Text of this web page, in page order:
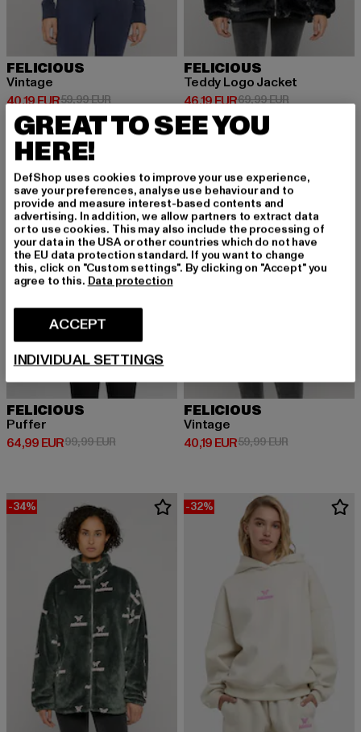
FELICIOUS
Vintage
40,19 EUR
Ajankohtainen hinta: 40,19 EUR
59,99 EURKampanjahinta: 59,99 EUR
FELICIOUS
Teddy Logo Jacket
46,19 EUR
Ajankohtainen hinta: 46,19 EUR
69,99 EUR
-35%
FELICIOUS
Puffer
64,99 EUR
Ajankohtainen hinta: 64,99 EUR
99,99 EURKampanjahinta: 99,99 EUR
FELICIOUS
Vintage
40,19 EUR
Ajankohtainen hinta: 40,19 EUR
59,99 EUR
-34% -32%
GREAT TO SEE YOU
HERE!
DefShop uses cookies to improve your use experience,
save your preferences, analyse use behaviour and to
provide and measure interest-based contents and
advertising. In addition, we allow partners to extract data
or to use cookies. This may also include the processing of
your data in the USA or other countries which do not have
the EU data protection standard. If you want to change
this, click on "Custom settings". By clicking on "Accept" you
agree to this. Data protection
ACCEPT
INDIVIDUAL SETTINGS